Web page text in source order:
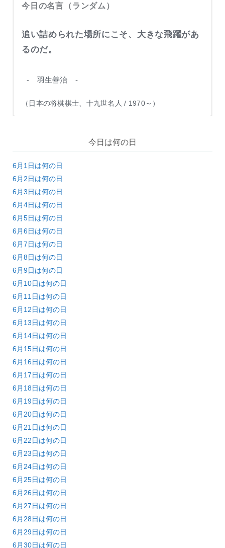
今日の名言（ランダム）
追い詰められた場所にこそ、大きな飛躍があ
るのだ。
- 羽生善治 -
（日本の将棋棋士、十九世名人 / 1970～）
今日は何の日
6月1日は何の日
6月2日は何の日
6月3日は何の日
6月4日は何の日
6月5日は何の日
6月6日は何の日
6月7日は何の日
6月8日は何の日
6月9日は何の日
6月10日は何の日
6月11日は何の日
6月12日は何の日
6月13日は何の日
6月14日は何の日
6月15日は何の日
6月16日は何の日
6月17日は何の日
6月18日は何の日
6月19日は何の日
6月20日は何の日
6月21日は何の日
6月22日は何の日
6月23日は何の日
6月24日は何の日
6月25日は何の日
6月26日は何の日
6月27日は何の日
6月28日は何の日
6月29日は何の日
6月30日は何の日